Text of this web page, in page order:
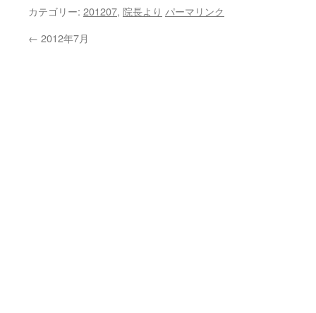
カテゴリー: 201207, 院長より パーマリンク
← 2012年7月